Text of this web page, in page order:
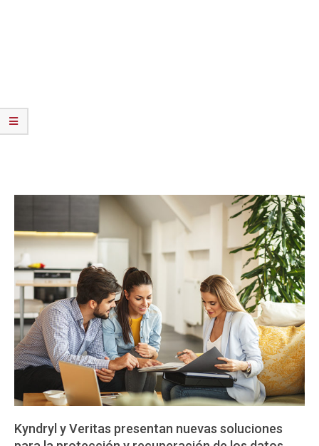
Kyndryl y Veritas presentan nuevas soluciones